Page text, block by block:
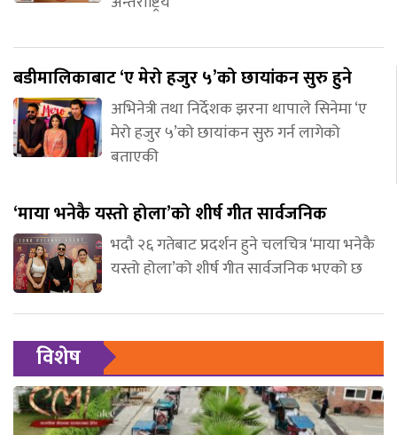
बडीमालिकाबाट ‘ए मेरो हजुर ५’को छायांकन सुरु हुने
अभिनेत्री तथा निर्देशक झरना थापाले सिनेमा ‘ए
मेरो हजुर ५’को छायांकन सुरु गर्न लागेको
बताएकी
‘माया भनेकै यस्तो होला’को शीर्ष गीत सार्वजनिक
भदौ २६ गतेबाट प्रदर्शन हुने चलचित्र ‘माया भनेकै
यस्तो होला’को शीर्ष गीत सार्वजनिक भएको छ
विशेष